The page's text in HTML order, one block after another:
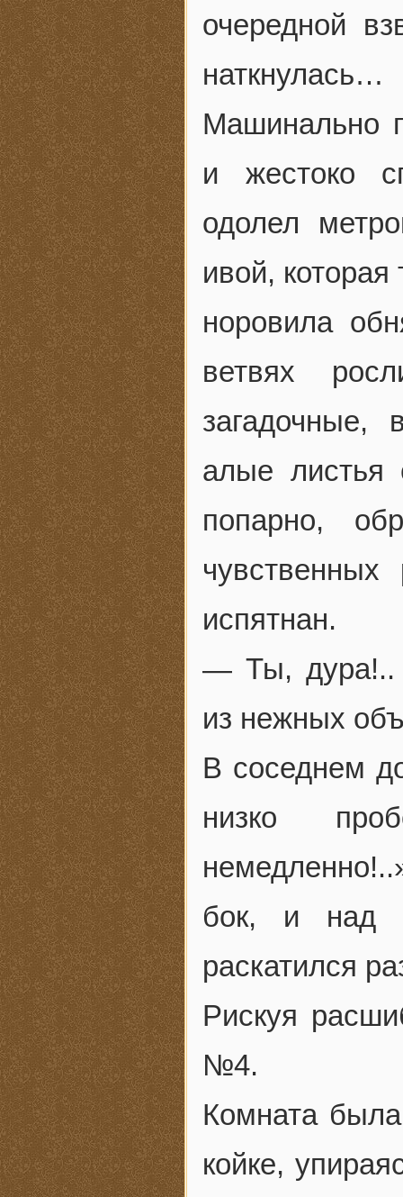
очередной
наткнулась…
Машинально
и жестоко
одолел
ивой,
норовила
ветвях
загадочные,
алые листья
попарно,
испятнан.
— Ты, дура!..
из нежных
В соседнем
низко
бок, и над
раскатился
Рискуя
№4.
Комната
койке,